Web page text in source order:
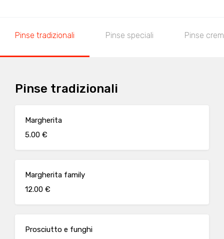
Pinse tradizionali Pinse speciali Pinse
Pinse tradizionali
Margherita
5.00 €
Margherita family
12.00 €
Prosciutto e funghi